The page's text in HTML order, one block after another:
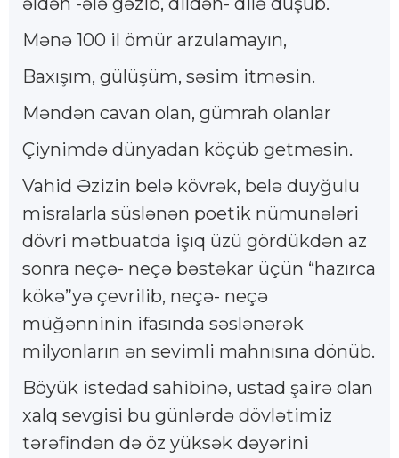
Mənə 100 il ömür arzulamayın,
Baxışım, gülüşüm, səsim itməsin.
Məndən cavan olan, gümrah olanlar
Çiynimdə dünyadan köçüb getməsin.
Vahid Əzizin belə kövrək, belə duyğulu
misralarla süslənən poetik nümunələri
dövri mətbuatda işıq üzü gördükdən az
sonra neçə- neçə bəstəkar üçün “hazırca
kökə”yə çevrilib, neçə- neçə
müğənninin ifasında səslənərək
milyonların ən sevimli mahnısına dönüb.
Böyük istedad sahibinə, ustad şairə olan
xalq sevgisi bu günlərdə dövlətimiz
tərəfindən də öz yüksək dəyərini